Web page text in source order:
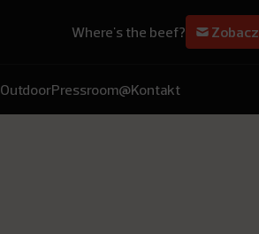
Where's the beef? Zobacz
OutdoorPressroom@Kontakt